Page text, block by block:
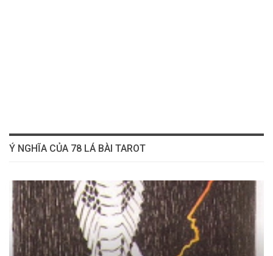
Ý NGHĨA CỦA 78 LÁ BÀI TAROT